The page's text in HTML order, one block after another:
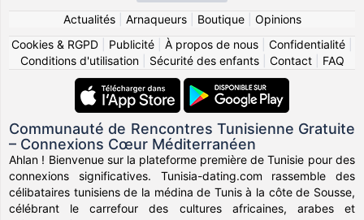
Actualités| Arnaqueurs| Boutique| Opinions
Cookies & RGPD
Publicité À propos de nous Confidentialité
Conditions d'utilisation| Sécurité des enfants| Contact| FAQ
Communauté de Rencontres Tunisienne Gratuite
– Connexions Cœur Méditerranéen
Ahlan ! Bienvenue sur la plateforme première de Tunisie pour des
connexions significatives. Tunisia-dating.com rassemble des
célibataires tunisiens de la médina de Tunis à la côte de Sousse,
célébrant le carrefour des cultures africaines, arabes et